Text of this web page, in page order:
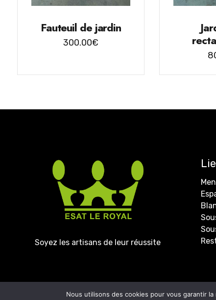
Fauteuil de jardin
300.00€
Soyez les artisans de leur réussite
Copyright 2022 – JL
Nous utilisons des cookies pour vous garantir